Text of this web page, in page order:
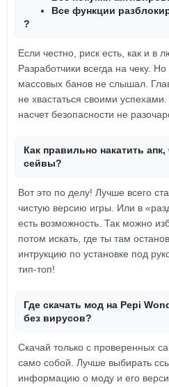
Все функции
?
Если честно, риск есть, как и в
Разработчики всегда на чеку.
массовых банов не слышал.
не хвастаться своими
насчет безопасности не
Как правильно накатить
сейвы?
Вот это по делу! Лучше всего
чистую версию игры. Или в
есть возможность. Так можно
потом искать, где ты там
интрукцию по установке под
тип-топ!
Где скачать мод на Pepi
без вирусов?
Скачай только с проверенных
само собой. Лучше выбирать
информацию о моду и его